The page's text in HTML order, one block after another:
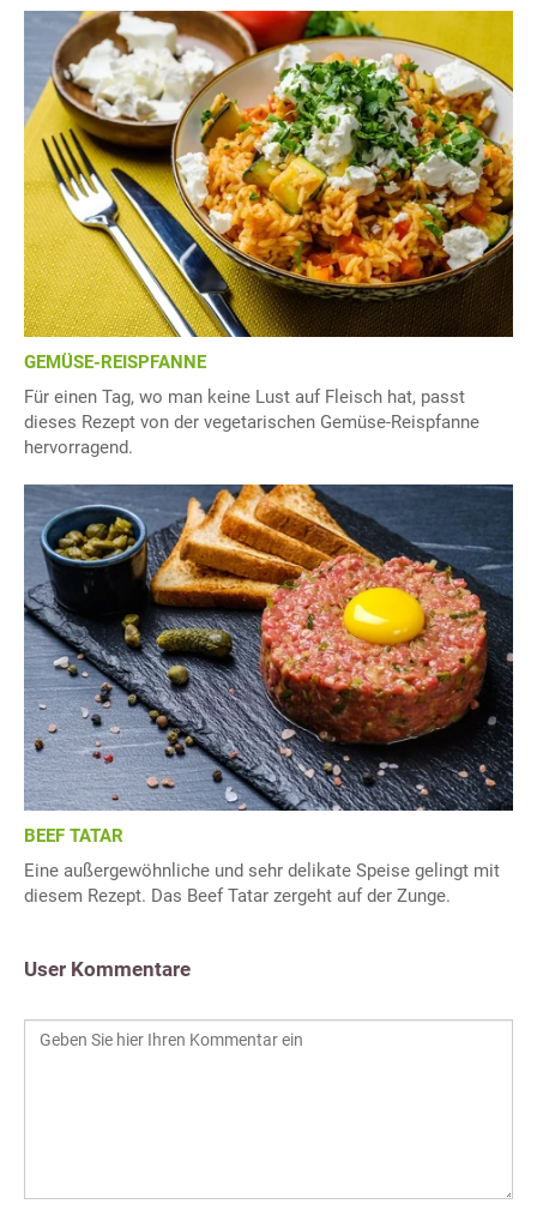
GEMÜSE-REISPFANNE
Für einen Tag, wo man keine Lust auf Fleisch hat, passt
dieses Rezept von der vegetarischen Gemüse-Reispfanne
hervorragend.
BEEF TATAR
Eine außergewöhnliche und sehr delikate Speise gelingt mit
diesem Rezept. Das Beef Tatar zergeht auf der Zunge.
User Kommentare